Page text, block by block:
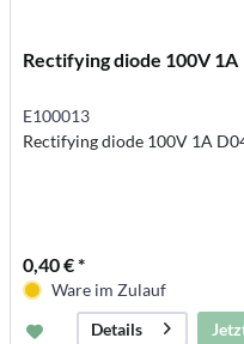
Rectifying diode 100V 1A
E100013
Rectifying diode 100V 1A
0,40 € *
Ware im Zulauf
Details